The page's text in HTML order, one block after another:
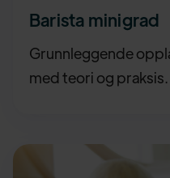
Barista minigrad
Grunnleggende
med teori og praksis.